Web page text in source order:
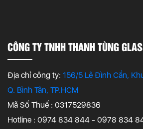
CÔNG TY TNHH THANH TÙNG
Địa chỉ công ty: 156/5 Lê Đình Cẩn,
Q. Bình Tân, TP.HCM
Mã Số Thuế : 0317529836
Hotline : 0974 834 844 - 0978 834